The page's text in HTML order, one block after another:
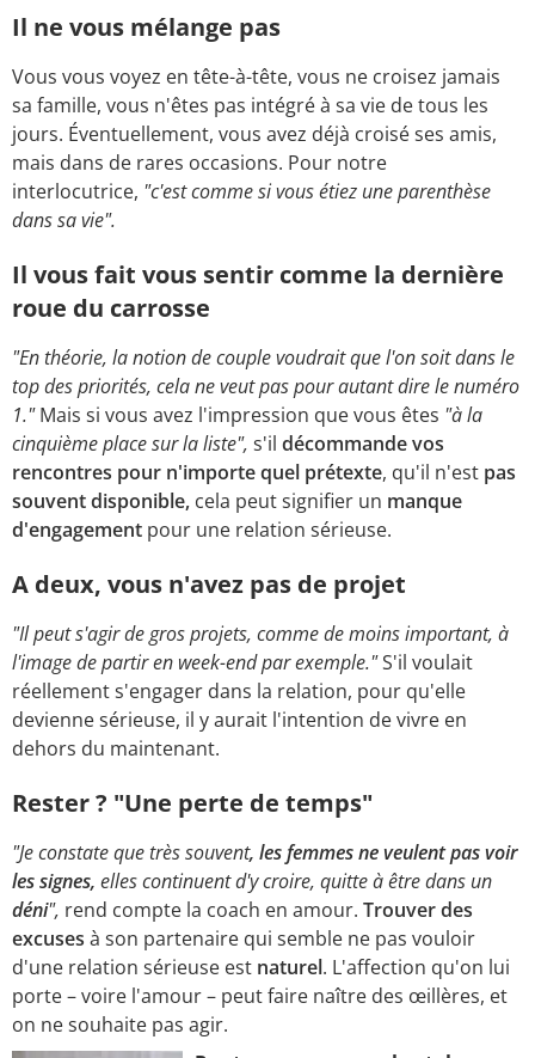
Il ne vous mélange pas
Vous vous voyez en tête-à-tête, vous ne croisez jamais
sa famille, vous n'êtes pas intégré à sa vie de tous les
jours. Éventuellement, vous avez déjà croisé ses amis,
mais dans de rares occasions. Pour notre
interlocutrice, "c'est comme si vous étiez une parenthèse
dans sa vie".
Il vous fait vous sentir comme la dernière
roue du carrosse
"En théorie, la notion de couple voudrait que l'on soit dans le
top des priorités, cela ne veut pas pour autant dire le numéro
1."Mais si vous avez l'impression que vous êtes "à la
cinquième place sur la liste", s'il décommande vos
rencontres pour n'importe quel prétexte, qu'il n'est pas
souvent disponible, cela peut signifier un manque
d'engagement pour une relation sérieuse.
A deux, vous n'avez pas de projet
"Il peut s'agir de gros projets, comme de moins important, à
l'image de partir en week-end par exemple."S'il voulait
réellement s'engager dans la relation, pour qu'elle
devienne sérieuse, il y aurait l'intention de vivre en
dehors du maintenant.
Rester ? "Une perte de temps"
"Je constate que très souvent, les femmes ne veulent pas voir
les signes, elles continuent d'y croire, quitte à être dans un
déni", rend compte la coach en amour. Trouver des
excuses à son partenaire qui semble ne pas vouloir
d'une relation sérieuse est naturel. L'affection qu'on lui
porte – voire l'amour – peut faire naître des œillères, et
on ne souhaite pas agir.